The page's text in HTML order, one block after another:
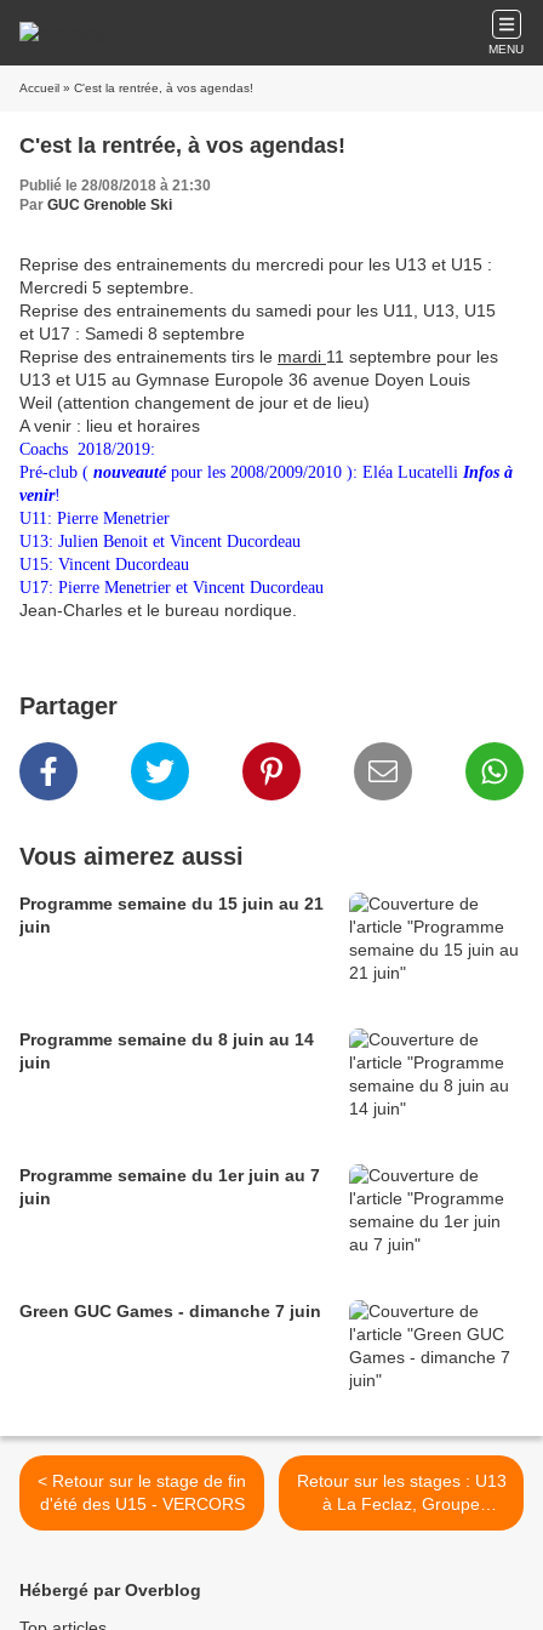
MENU
Accueil » C'est la rentrée, à vos agendas!
C'est la rentrée, à vos agendas!
Publié le 28/08/2018 à 21:30
Par GUC Grenoble Ski
Reprise des entrainements du mercredi pour les U13 et U15 :
Mercredi 5 septembre.
Reprise des entrainements du samedi pour les U11, U13, U15
et U17 : Samedi 8 septembre
Reprise des entrainements tirs le mardi 11 septembre pour les
U13 et U15 au Gymnase Europole 36 avenue Doyen Louis
Weil (attention changement de jour et de lieu)
A venir : lieu et horaires
Coachs 2018/2019:
Pré-club ( nouveautépour les 2008/2009/2010 ): Eléa Lucatelli Infos à
venir!
U11: Pierre Menetrier
U13: Julien Benoit et Vincent Ducordeau
U15: Vincent Ducordeau
U17: Pierre Menetrier et Vincent Ducordeau
Jean-Charles et le bureau nordique.
Partager
Vous aimerez aussi
Programme semaine du 15 juin au 21
juin
Programme semaine du 8 juin au 14
juin
Programme semaine du 1er juin au 7
juin
Green GUC Games - dimanche 7 juin
< Retour sur le stage de fin
d'été des U15 - VERCORS
Retour sur les stages : U13
à La Feclaz, Groupe
Biathlon 50m à Bessans >
Hébergé par Overblog